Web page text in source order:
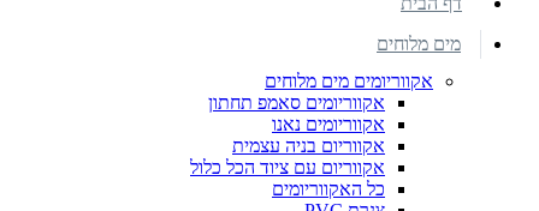
מים מלוחים
אקווריומים מים מלוחים
אקווריומים סאמפ תחתון
אקווריומים נאנו
אקווריום בניה עצמית
אקווריום עם ציוד הכל כלול
כל האקווריומים